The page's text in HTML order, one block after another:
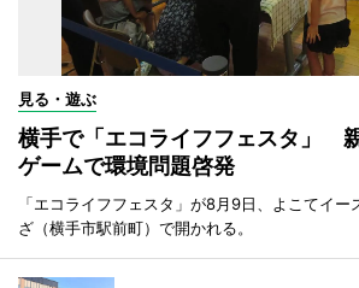
見る・遊ぶ
横手で「エコライフフェスタ」
ゲームで環境問題啓発
「エコライフフェスタ」が8月9日、よこてイー
ざ（横手市駅前町）で開かれる。